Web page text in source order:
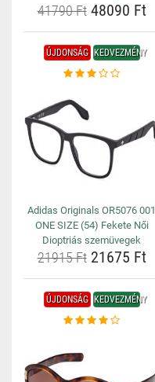
41790 Ft48090 Ft
ÚJDONSÁG KEDVEZMÉNY
Adidas Originals OR5076 001
ONE SIZE (54) Fekete Női
Dioptriás szemüvegek
21915 Ft21675 Ft
ÚJDONSÁG KEDVEZMÉNY